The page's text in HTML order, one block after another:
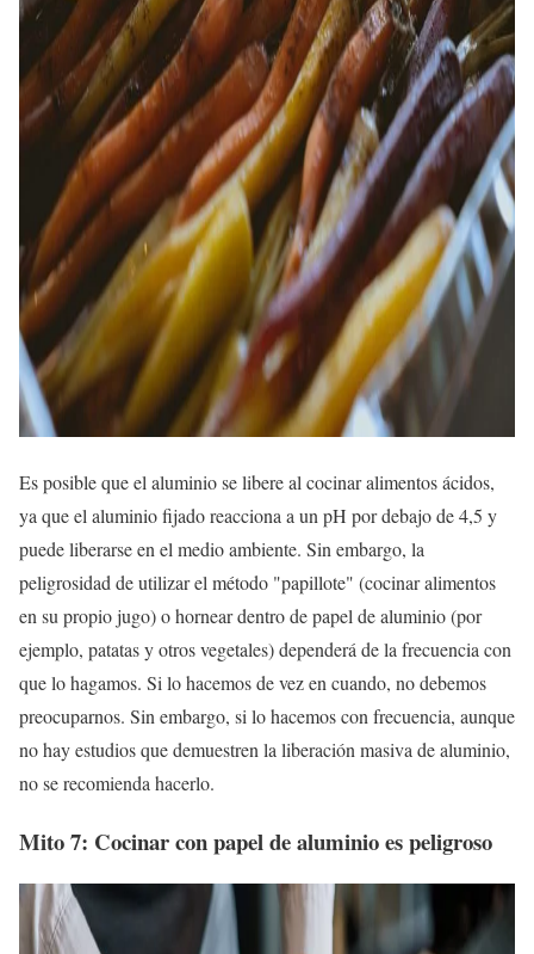
Es posible que el aluminio se libere al cocinar alimentos ácidos,
ya que el aluminio fijado reacciona a un pH por debajo de 4,5 y
puede liberarse en el medio ambiente. Sin embargo, la
peligrosidad de utilizar el método "papillote" (cocinar alimentos
en su propio jugo) o hornear dentro de papel de aluminio (por
ejemplo, patatas y otros vegetales) dependerá de la frecuencia con
que lo hagamos. Si lo hacemos de vez en cuando, no debemos
preocuparnos. Sin embargo, si lo hacemos con frecuencia, aunque
no hay estudios que demuestren la liberación masiva de aluminio,
no se recomienda hacerlo.
Mito 7: Cocinar con papel de aluminio es peligroso